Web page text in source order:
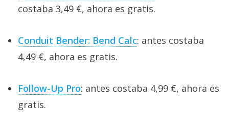
costaba 3,49 €, ahora es gratis.
Conduit Bender: Bend Calc: antes costaba
4,49 €, ahora es gratis.
Follow-Up Pro: antes costaba 4,99 €, ahora es
gratis.